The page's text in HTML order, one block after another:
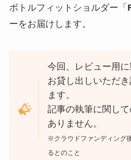
ボトルフィットショルダー「
ーをお届けします。
今回、レビュー用
お貸し出しいただ
ます。
記事の執筆に関し
ありません。
※クラウドファンディング
るとのこと